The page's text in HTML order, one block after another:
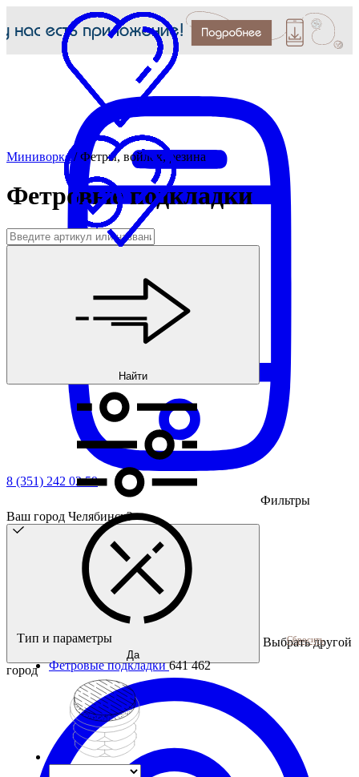
8 (351) 242 02 59
Ваш город Челябинск?
Да
Выбрать другой
город
Миниворкс /Фетры, войлок, резина
Фетровые подкладки
Найти
Фильтры
Тип и параметры Сбросить
Фетровые подкладки641 462